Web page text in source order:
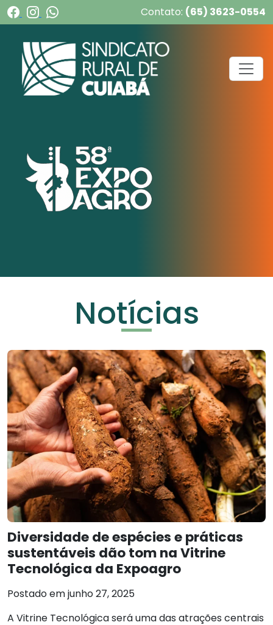
Contato: (65) 3623-0554
Notícias
Diversidade de espécies e práticas
sustentáveis dão tom na Vitrine
Tecnológica da Expoagro
Postado em junho 27, 2025
A Vitrine Tecnológica será uma das atrações centrais